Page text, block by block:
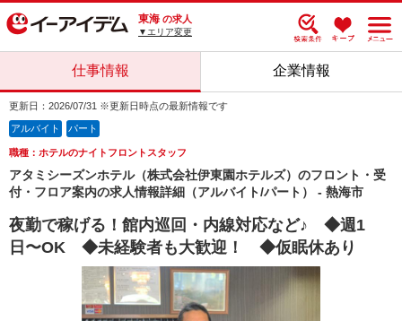
東海 の求人
▼エリア変更
仕事情報 企業情報
更新日：2026/07/31 ※更新日時点の最新情報です
アルバイト パート
職種：ホテルのナイトフロントスタッフ
アタミシーズンホテル（株式会社伊東園ホテルズ）のフロント・受
付・フロア案内の求人情報詳細（アルバイト/パート） - 熱海市
夜勤で稼げる！館内巡回・内線対応など♪ ◆週1
日〜OK ◆未経験者も大歓迎！ ◆仮眠休あり